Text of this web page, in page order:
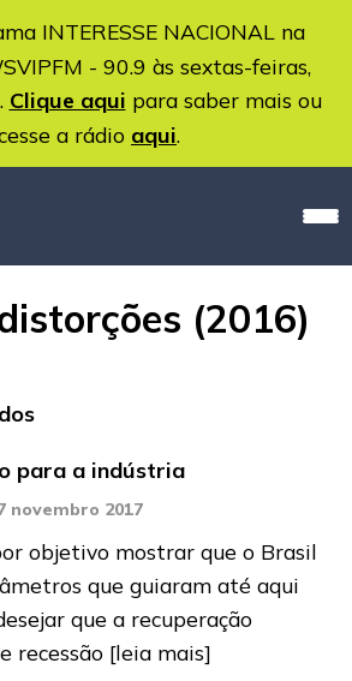
INTERESSE NACIONAL na
- 90.9 às sextas-feiras,
Clique aqui para saber mais ou
a rádio aqui.
(2016)
para a indústria
novembro 2017
objetivo mostrar que o Brasil
que guiaram até aqui
que a recuperação
recessão [leia mais]